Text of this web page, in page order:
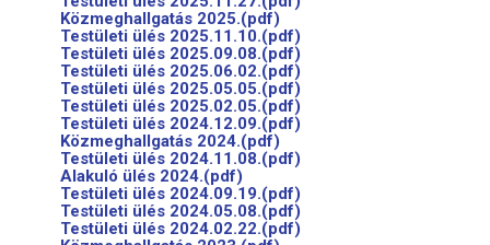
Közmeghallgatás 2025.(pdf)
Testületi ülés 2025.11.10.(pdf)
Testületi ülés 2025.09.08.(pdf)
Testületi ülés 2025.06.02.(pdf)
Testületi ülés 2025.05.05.(pdf)
Testületi ülés 2025.02.05.(pdf)
Testületi ülés 2024.12.09.(pdf)
Közmeghallgatás 2024.(pdf)
Testületi ülés 2024.11.08.(pdf)
Alakuló ülés 2024.(pdf)
Testületi ülés 2024.09.19.(pdf)
Testületi ülés 2024.05.08.(pdf)
Testületi ülés 2024.02.22.(pdf)